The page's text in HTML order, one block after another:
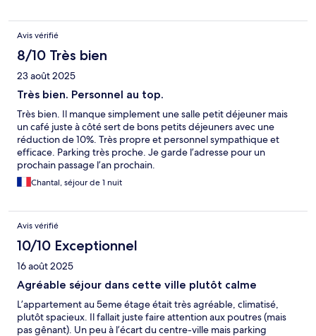
Avis vérifié
8/10 Très bien
23 août 2025
Très bien. Personnel au top.
Très bien. Il manque simplement une salle petit déjeuner mais
un café juste à côté sert de bons petits déjeuners avec une
réduction de 10%. Très propre et personnel sympathique et
efficace. Parking très proche. Je garde l’adresse pour un
prochain passage l’an prochain.
Chantal, séjour de 1 nuit
Avis vérifié
10/10 Exceptionnel
16 août 2025
Agréable séjour dans cette ville plutôt calme
L’appartement au 5eme étage était très agréable, climatisé,
plutôt spacieux. Il fallait juste faire attention aux poutres (mais
pas gênant). Un peu à l’écart du centre-ville mais parking